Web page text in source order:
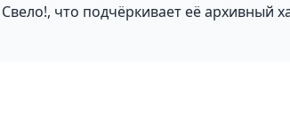
что подчёркивает её архивный